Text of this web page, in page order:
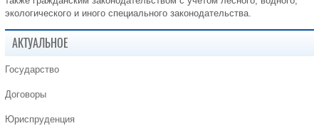
экологического и иного специального законодательства.
АКТУАЛЬНОЕ
Государство
Договоры
Юриспруденция